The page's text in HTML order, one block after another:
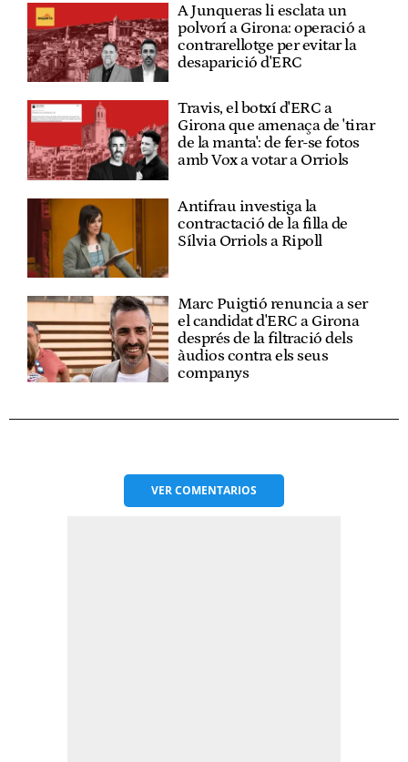
A Junqueras li esclata un
polvorí a Girona: operació a
contrarellotge per evitar la
desaparició d'ERC
Travis, el botxí d'ERC a
Girona que amenaça de 'tirar
de la manta': de fer-se fotos
amb Vox a votar a Orriols
Antifrau investiga la
contractació de la filla de
Sílvia Orriols a Ripoll
Marc Puigtió renuncia a ser
el candidat d'ERC a Girona
després de la filtració dels
àudios contra els seus
companys
VERCOMENTARIOS